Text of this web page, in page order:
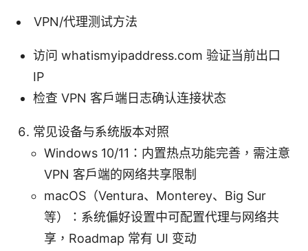
VPN/代理测试方法
访问 whatismyipaddress.com 验证当前出口
IP
检查 VPN 客户端日志确认连接状态
常见设备与系统版本对照
Windows 10/11：内置热点功能完善，需注意
VPN 客户端的网络共享限制
macOS（Ventura、Monterey、Big Sur
等）：系统偏好设置中可配置代理与网络共
享，Roadmap 常有 UI 变动